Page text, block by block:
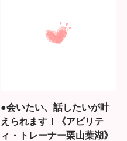
●会いたい、話したいが叶
えられます！《アビリテ
ィ・トレーナー栗山葉湖》